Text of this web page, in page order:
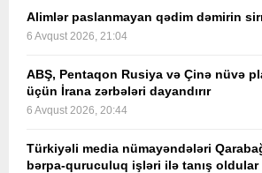
Alimlər paslanmayan qədim dəmirin
6 Avqust 2026, 21:04
ABŞ, Pentaqon Rusiya və Çinə nüvə
üçün İrana zərbələri dayandırır
6 Avqust 2026, 20:44
Türkiyəli media nümayəndələri
bərpa-quruculuq işləri ilə tanış oldular